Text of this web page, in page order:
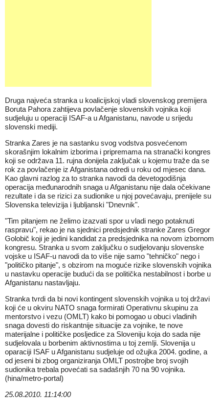
Druga najveća stranka u koalicijskoj vladi slovenskog premijera
Boruta Pahora zahtijeva povlačenje slovenskih vojnika koji
sudjeluju u operaciji ISAF-a u Afganistanu, navode u srijedu
slovenski mediji.
Stranka Zares je na sastanku svog vodstva posvećenom
skorašnjim lokalnim izborima i pripremama na stranački kongres
koji se održava 11. rujna donijela zaključak u kojemu traže da se
rok za povlačenje iz Afganistana odredi u roku od mjesec dana.
Kao glavni razlog za to stranka navodi da devetogodišnja
operacija međunarodnih snaga u Afganistanu nije dala očekivane
rezultate i da se rizici za sudionike u njoj povećavaju, prenijele su
Slovenska televizija i ljubljanski "Dnevnik".
"Tim pitanjem ne želimo izazvati spor u vladi nego potaknuti
raspravu", rekao je na sjednici predsjednik stranke Zares Gregor
Golobič koji je jedini kandidat za predsjednika na novom izbornom
kongresu. Stranka u svom zaključku o sudjelovanju slovenske
vojske u ISAF-u navodi da to više nije samo "tehničko" nego i
"političko pitanje", s obzirom na moguće rizike slovenskih vojnika
u nastavku operacije budući da se politička nestabilnost i borbe u
Afganistanu nastavljaju.
Stranka tvrdi da bi novi kontingent slovenskih vojnika u toj državi
koji će u okviru NATO snaga formirati Operativnu skupinu za
mentorstvo i vezu (OMLT) kako bi pomogao u obuci vladinih
snaga dovesti do riskantnije situacije za vojnike, te nove
materijalne i političke posljedice za Sloveniju koja do sada nije
sudjelovala u borbenim aktivnostima u toj zemlji. Slovenija u
oparaciji ISAF u Afganistanu sudjeluje od ožujka 2004. godine, a
od jeseni bi zbog organiziranja OMLT postrojbe broj svojih
sudionika trebala povećati sa sadašnjih 70 na 90 vojnika.
(hina/metro-portal)
25.08.2010. 11:14:00